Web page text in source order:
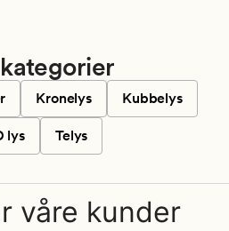
Kronelys Kubbelys
lys Telys
våre kunder